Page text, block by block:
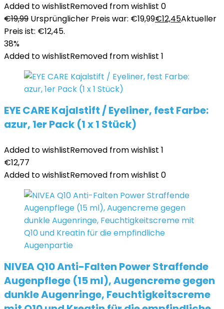
Added to wishlistRemoved from wishlist 0
€19,99 Ursprünglicher Preis war: €19,99€12,45Aktueller
Preis ist: €12,45.
38%
Added to wishlistRemoved from wishlist 1
EYE CARE Kajalstift / Eyeliner, fest Farbe:
azur, 1er Pack (1 x 1 Stück)
Added to wishlistRemoved from wishlist 1
€12,77
Added to wishlistRemoved from wishlist 0
NIVEA Q10 Anti-Falten Power Straffende
Augenpflege (15 ml), Augencreme gegen
dunkle Augenringe, Feuchtigkeitscreme